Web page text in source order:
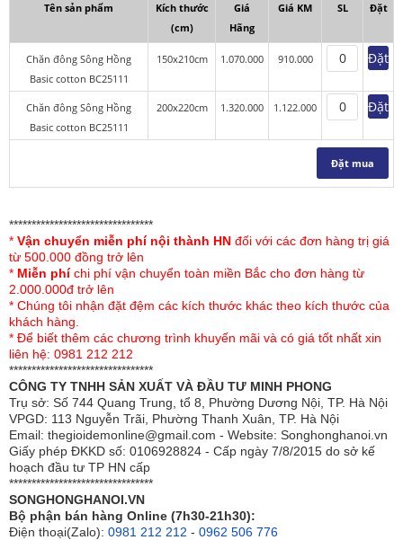
Chăn đông sông hồng BC25111
Chăn Đông Sông Hồng BC25111 thiết kế họa
tiết hoa văn tinh tế, họa tiết nhẹ nhàng, phù
hợp với mọi không gian phòng ngủ. Sản
phẩm phối màu tổng thể hài hòa cho một
không gian phòng ngủ thật hiện đại.
Tên sản phẩm
Kích thước
(cm)
Giá
Hãng
Giá KM SL Đặt
Chăn đông Sông Hồng
Basic cotton BC25111
150x210cm 1.070.000 910.000 Đặt
Chăn đông Sông Hồng
Basic cotton BC25111
200x220cm 1.320.000 1.122.000 Đặt
Đặt mua
********************************
* Vận chuyển miễn phí nội thành HN đối với các đơn hàng trị giá
từ 500.000 đồng trở lên
* Miễn phíchi phí vận chuyển toàn miền Bắc cho đơn hàng từ
2.000.000đ trở lên
* Chúng tôi nhận đặt đệm các kích thước khác theo kích thước của
khách hàng.
* Để biết thêm các chương trình khuyến mãi và có giá tốt nhất xin
liên hệ: 0981 212 212
********************************
CÔNG TY TNHH SẢN XUẤT VÀ ĐẦU TƯ MINH PHONG
Trụ sở: Số 744 Quang Trung, tổ 8, Phường Dương Nội, TP. Hà Nội
VPGD: 113 Nguyễn Trãi, Phường Thanh Xuân, TP. Hà Nội
Email: thegioidemonline@gmail.com - Website: Songhonghanoi.vn
Giấy phép ĐKKD số: 0106928824 - Cấp ngày 7/8/2015 do sở kế
hoạch đầu tư TP HN cấp
********************************
SONGHONGHANOI.VN
Bộ phận bán hàng Online (7h30-21h30):
Điện thoại(Zalo): 0981 212 212 - 0962 506 776